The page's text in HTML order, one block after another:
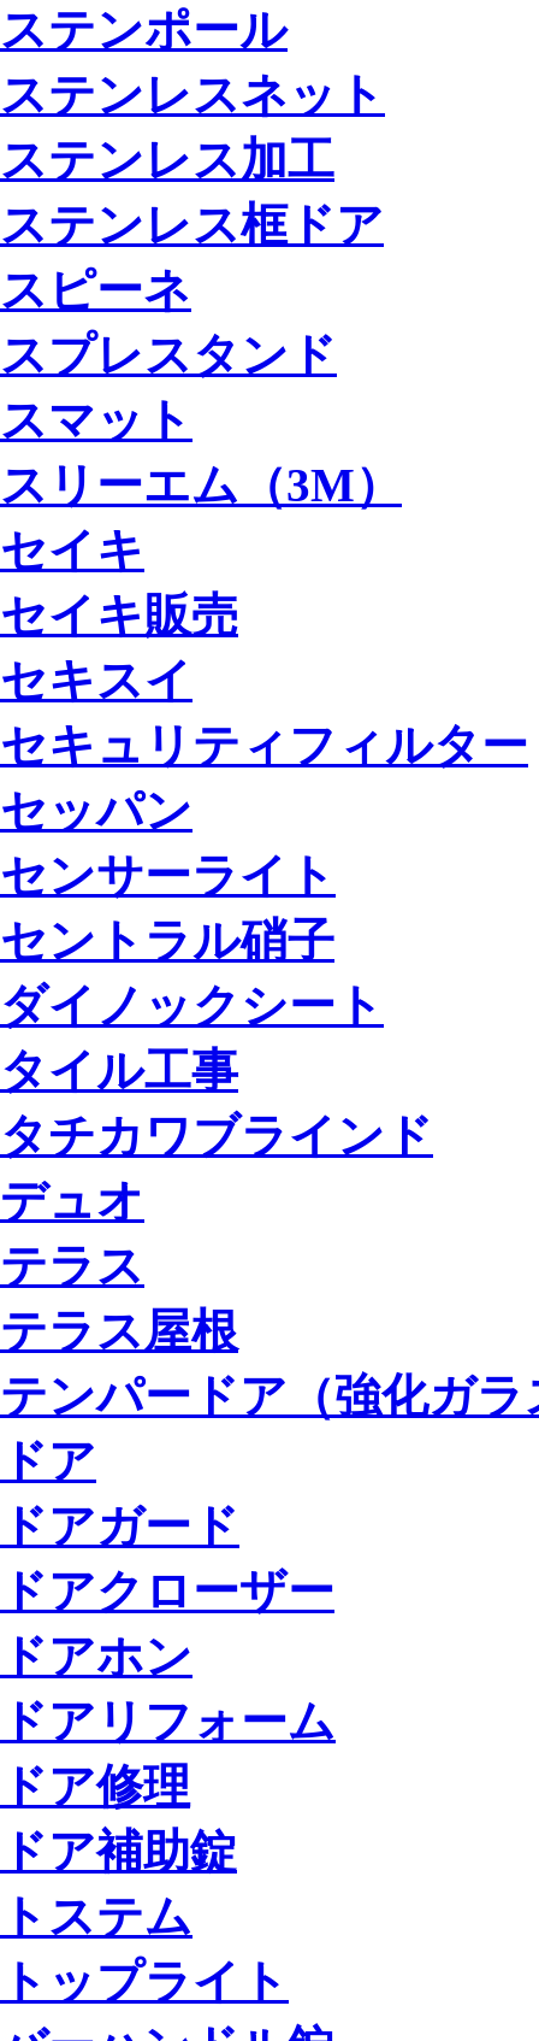
ステンポール
ステンレスネット
ステンレス加工
ステンレス框ドア
スピーネ
スプレスタンド
スマット
スリーエム（3M）
セイキ
セイキ販売
セキスイ
セキュリティフィルター
セッパン
センサーライト
セントラル硝子
ダイノックシート
タイル工事
タチカワブラインド
デュオ
テラス
テラス屋根
テンパードア（強化ガ
ドア
ドアガード
ドアクローザー
ドアホン
ドアリフォーム
ドア修理
ドア補助錠
トステム
トップライト